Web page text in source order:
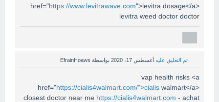
href="https://www.levitrawave.com">levitra dosage</a>
levitra weed doctor doctor
تم التعليق عليه أغسطس 17، 2020 بواسطة EfrainHoaws
vap health risks <a
href="https://cialis4walmart.com/">cialis walmart</a>
closest doctor near me https://cialis4walmart.com - achat